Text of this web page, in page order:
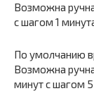
Возможна
с шагом 1
По умолчанию
Возможна
минут с шагом